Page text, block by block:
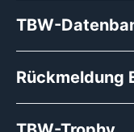
TBW-
Rückmeldung